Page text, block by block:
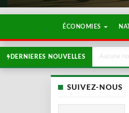
ÉCONOMIES
DERNIERES NOUVELLES Aucune
SUIVEZ-NOUS